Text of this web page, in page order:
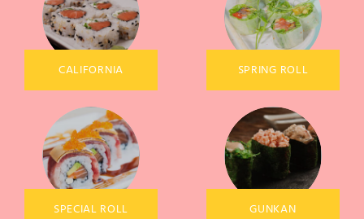
CALIFORNIA SPRING ROLL
SPECIAL ROLL GUNKAN